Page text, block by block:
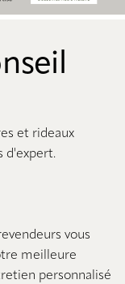
et rideaux
d'expert.
vous
meilleure
personnalisé